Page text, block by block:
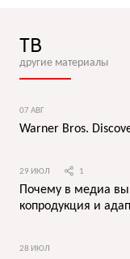
ТВ
другие материалы
07 АВГ
Warner Bros.
29 ИЮЛ 1
Почему в медиа
копродукция и
28 ИЮЛ